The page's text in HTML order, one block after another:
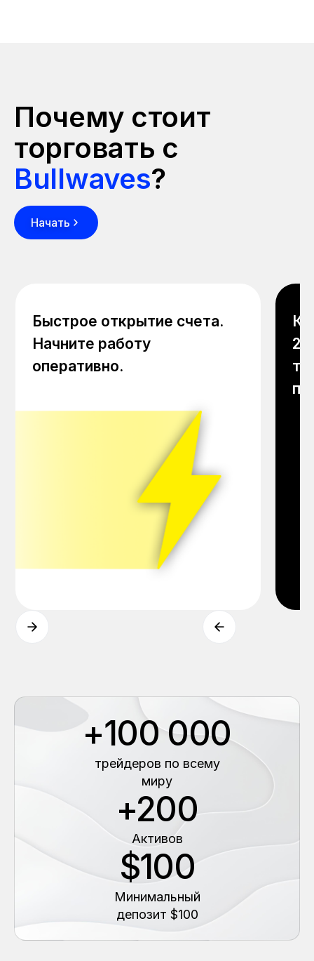
Почему стоит
торговать с
Bullwaves?
Начать
Быстрое открытие счета.
Начните работу
оперативно.
+100 000
трейдеров по всему
миру
+200
Aктивов
$100
Минимальный
депозит $100